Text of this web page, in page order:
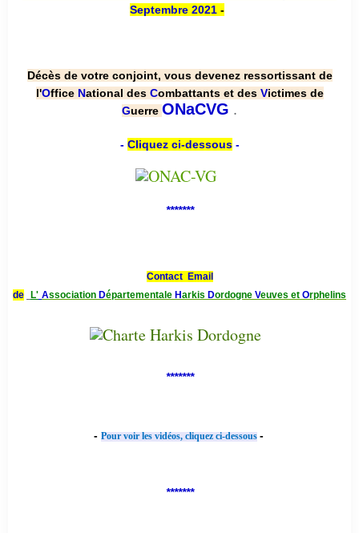
Septembre 2021 -
Décès de votre conjoint, vous devenez ressortissant de
l'Office National des Combattants et des Victimes de
Guerre ONaCVG .
- Cliquez ci-dessous-
*******
Contact Email
de
L' Association Départementale Harkis Dordogne Veuves et Orphelins
*******
- Pour voir les vidéos, cliquez ci-dessous -
*******